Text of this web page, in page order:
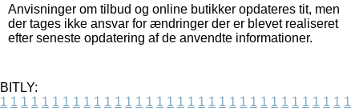
Anvisninger om tilbud og online butikker opdateres tit, men
der tages ikke ansvar for ændringer der er blevet realiseret
efter seneste opdatering af de anvendte informationer.
BITLY:
1 1 1 1 1 1 1 1 1 1 1 1 1 1 1 1 1 1 1 1 1 1 1 1 1 1 1 1 1 1 1 1 1 1